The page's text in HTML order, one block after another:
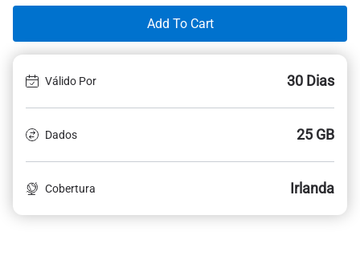
Add To Cart
Válido Por 30 Dias
Dados 25 GB
Cobertura Irlanda